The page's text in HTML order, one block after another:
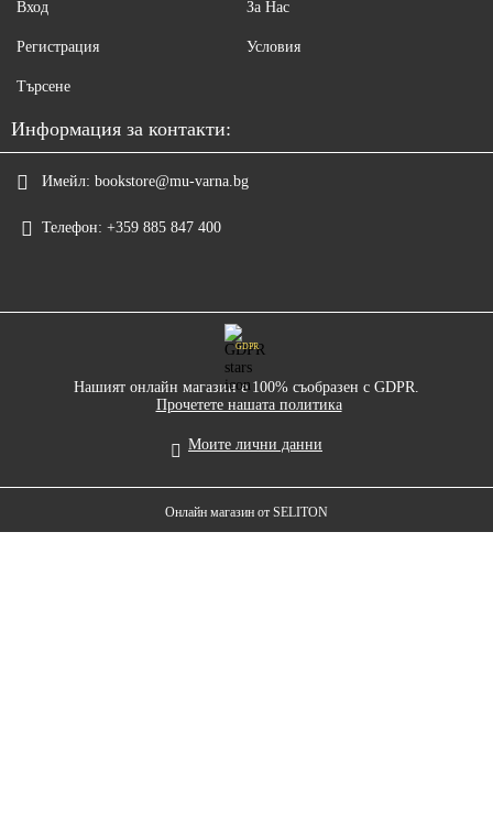
Вход
Регистрация
Търсене
За Нас
Условия
Информация за контакти:
Имейл: bookstore@mu-varna.bg
Телефон: +359 885 847 400
GDPR
Нашият онлайн магазин е 100% съобразен с GDPR.
Прочетете нашата политика
Моите лични данни
Онлайн магазин от SELITON